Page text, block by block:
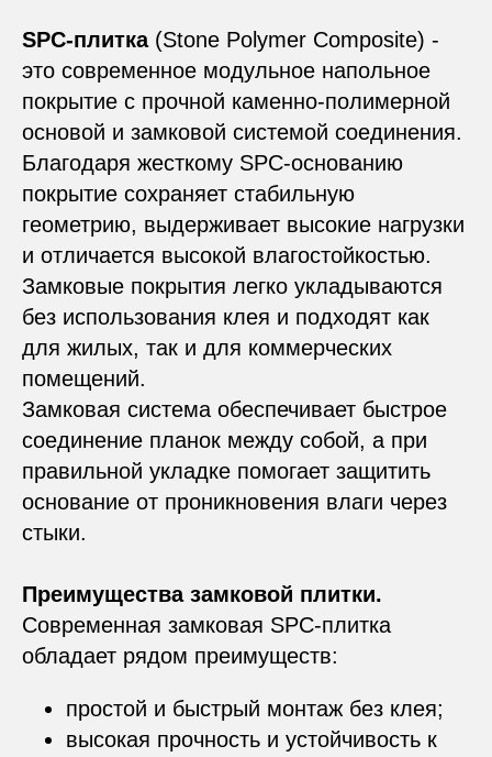
SPC-плитка(Stone Polymer Composite) -
это современное модульное напольное
покрытие с прочной каменно-полимерной
основой и замковой системой соединения.
Благодаря жесткому SPC-основанию
покрытие сохраняет стабильную
геометрию, выдерживает высокие нагрузки
и отличается высокой влагостойкостью.
Замковые покрытия легко укладываются
без использования клея и подходят как
для жилых, так и для коммерческих
помещений.
Замковая система обеспечивает быстрое
соединение планок между собой, а при
правильной укладке помогает защитить
основание от проникновения влаги через
стыки.
Преимущества замковой плитки.
Современная замковая SPC-плитка
обладает рядом преимуществ:
простой и быстрый монтаж без клея;
высокая прочность и устойчивость к